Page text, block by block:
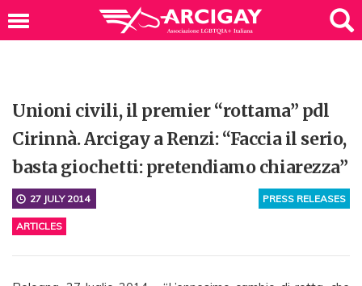
Unioni civili, il premier “rottama” pdl
Cirinnà. Arcigay a Renzi: “Faccia il serio,
basta giochetti: pretendiamo chiarezza”
PRESS RELEASES
27 JULY 2014
ARTICLES